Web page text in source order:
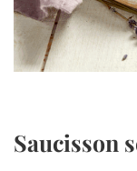
Saucisson